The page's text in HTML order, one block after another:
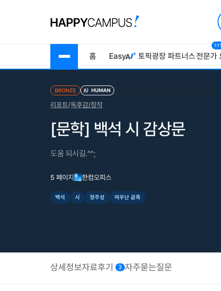
홈 Easy 토픽광장 파트너스전문가
1:1
BRONZE
리포트/독후감/창작
[문학] 백석 시 감상문
도움 되시길.^^;
5 페이지 한컴오피스
백석 시 정주성 여우난 곬족
상세정보자료후기 3 자주묻는질문